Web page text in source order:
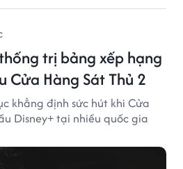
trị bảng xếp hạng
Cửa Hàng Sát Thủ 2
khẳng định sức hút khi Cửa
Disney+ tại nhiều quốc gia